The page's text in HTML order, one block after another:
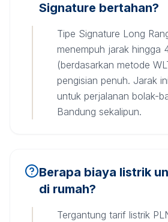
Signature bertahan?
Tipe Signature Long
menempuh jarak hingga
(berdasarkan metode
pengisian penuh. Jarak
untuk perjalanan bolak-
Bandung sekalipun.
Berapa biaya listrik
di rumah?
Tergantung tarif listrik